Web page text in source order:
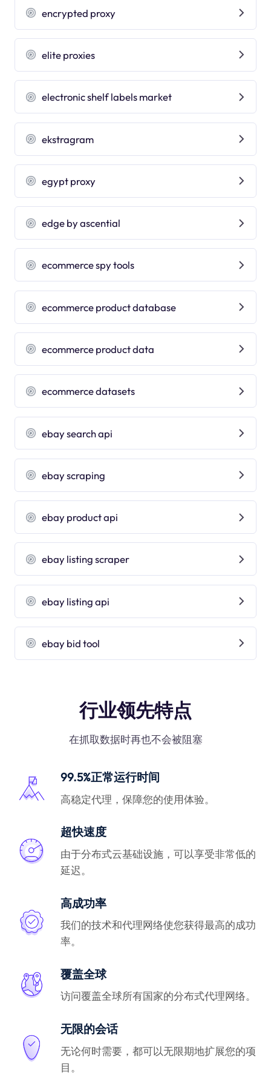
encrypted proxy
elite proxies
electronic shelf labels market
ekstragram
egypt proxy
edge by ascential
ecommerce spy tools
ecommerce product database
ecommerce product data
ecommerce datasets
ebay search api
ebay scraping
ebay product api
ebay listing scraper
ebay listing api
ebay bid tool
行业领先特点
在抓取数据时再也不会被阻塞
99.5%正常运行时间
高稳定代理，保障您的使用体验。
超快速度
由于分布式云基础设施，可以享受非常低的
延迟。
高成功率
我们的技术和代理网络使您获得最高的成功
率。
覆盖全球
访问覆盖全球所有国家的分布式代理网络。
无限的会话
无论何时需要，都可以无限期地扩展您的项
目。